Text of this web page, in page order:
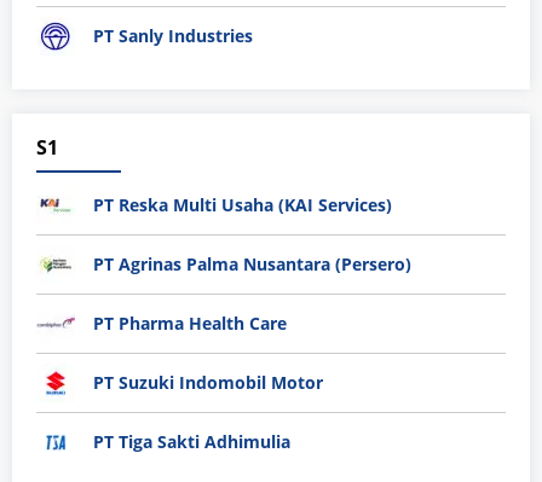
PT Sanly Industries
S1
PT Reska Multi Usaha (KAI Services)
PT Agrinas Palma Nusantara (Persero)
PT Pharma Health Care
PT Suzuki Indomobil Motor
PT Tiga Sakti Adhimulia